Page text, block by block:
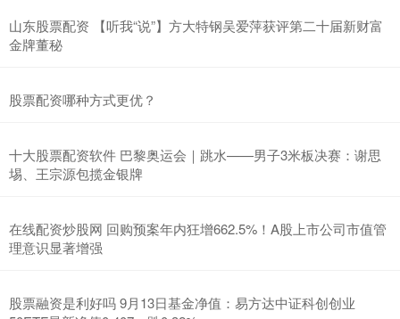
山东股票配资 【听我“说”】方大特钢吴爱萍获评第二十届新财富
金牌董秘
股票配资哪种方式更优？
十大股票配资软件 巴黎奥运会｜跳水——男子3米板决赛：谢思
埸、王宗源包揽金银牌
在线配资炒股网 回购预案年内狂增662.5%！A股上市公司市值管
理意识显著增强
股票融资是利好吗 9月13日基金净值：易方达中证科创创业